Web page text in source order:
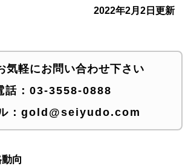
2022年2月2日更新
気軽にお問い合わせ下さい
話： 03-3558-0888
： gold@seiyudo.com
向